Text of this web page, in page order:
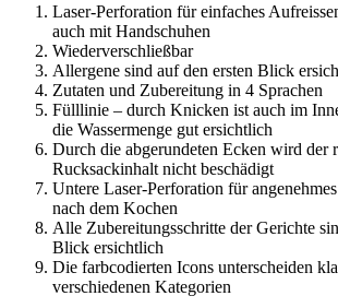
Laser-Perforation für einfaches
auch mit Handschuhen
Wiederverschließbar
Allergene sind auf den ersten Blick
Zutaten und Zubereitung in 4 Sprachen
Fülllinie – durch Knicken ist auch im
die Wassermenge gut ersichtlich
Durch die abgerundeten Ecken wird der
Rucksackinhalt nicht beschädigt
Untere Laser-Perforation für
nach dem Kochen
Alle Zubereitungsschritte der Gerichte
Blick ersichtlich
Die farbcodierten Icons unterscheiden
verschiedenen Kategorien